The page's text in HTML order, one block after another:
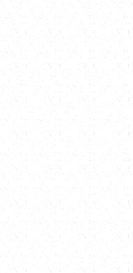
防腐蝕工程
防火延燒工